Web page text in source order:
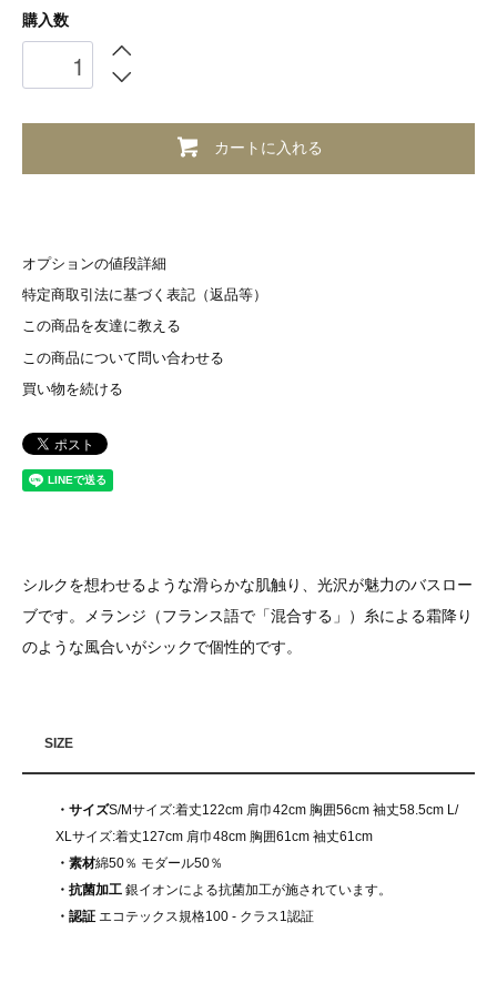
購入数
カートに入れる
オプションの値段詳細
特定商取引法に基づく表記（返品等）
この商品を友達に教える
この商品について問い合わせる
買い物を続ける
シルクを想わせるような滑らかな肌触り、光沢が魅力のバスロー
ブです。メランジ（フランス語で「混合する」）糸による霜降り
のような風合いがシックで個性的です。
SIZE
・サイズS/Mサイズ:着丈122cm 肩巾42cm 胸囲56cm 袖丈58.5cm L/
XLサイズ:着丈127cm 肩巾48cm 胸囲61cm 袖丈61cm
・素材綿50％ モダール50％
・抗菌加工 銀イオンによる抗菌加工が施されています。
・認証 エコテックス規格100 - クラス1認証